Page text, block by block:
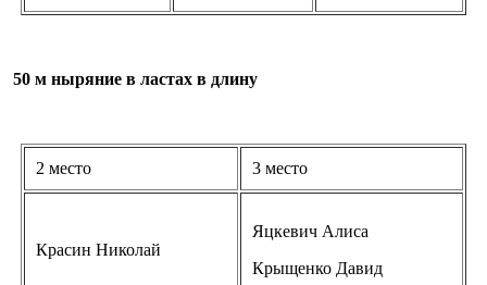
50 м ныряние в ластах в длину
2 место 3 место
Красин Николай
Яцкевич Алиса
Крыщенко Давид